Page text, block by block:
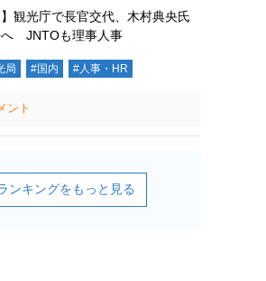
】観光庁で長官交代、木村典央氏
へ JNTOも理事人事
局 #国内 #人事・HR
ント